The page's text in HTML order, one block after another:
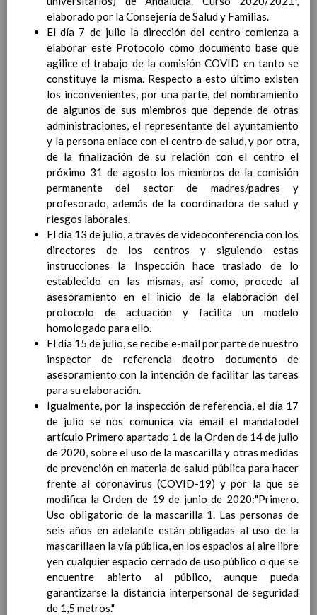
Esperamos que sea de su interés.
Contenido
IntroducciÃ³n
AnÃ¡lisis del Contexto
Proyecto Educativo
Marco Normativo
Objetivos propios para la mejora del rendimiento
escolar
LÃ­neas generales de actuaciÃ³n pedagÃ³gica
CoordinaciÃ³n y concreciÃ³n de los contenidos
curriculares, asÃ­ como el tratamiento transversal
en las Ã¡reas de la educaciÃ³n en valores y otras
enseÃ±anzas
EducaciÃ³n Infantil (Segundo Ciclo)
noviembre 2019
Objetivos generales 15 noviembre 2019
Ãreas Curriculares
InterrelaciÃ³n de las inteligencias
mÃºltiples con los objetivos generales
y de Ã¡reas curriculares.
Competencias bÃ¡sicas
15 noviembre 2019
ProgramaciÃ³n y relaciÃ³n de los
elementos curriculares del 2Âº ciclo de
e. Infantil
EvaluaciÃ³n 15 noviembre 2019
InterrelaciÃ³n familiar-centro
educativo
AtenciÃ³n a la diversidad
15 noviembre
2019
Proyecto curricular de ReligiÃ³n
CatÃ³lica en Segundo Ciclo de Infantil
ConcreciÃ³n curricular para la
etapa
15 noviembre 2019
Ãrea III: Lenguajes:
comunicaciÃ³n y
representaciÃ³n
15 noviembre 2019
Ãrea II: Conocimiento del
elaborado por la Consejería de Salud y Familias.
El día 7 de julio la dirección del centro comienza a
elaborar este Protocolo como documento base que
agilice el trabajo de la comisión COVID en tanto se
constituye la misma. Respecto a esto último existen
los inconvenientes, por una parte, del nombramiento
de algunos de sus miembros que depende de otras
administraciones, el representante del ayuntamiento
y la persona enlace con el centro de salud, y por otra,
de la finalización de su relación con el centro el
próximo 31 de agosto los miembros de la comisión
permanente del sector de madres/padres y
profesorado, además de la coordinadora de salud y
riesgos laborales.
El día 13 de julio, a través de videoconferencia con los
directores de los centros y siguiendo estas
instrucciones la Inspección hace traslado de lo
establecido en las mismas, así como, procede al
asesoramiento en el inicio de la elaboración del
protocolo de actuación y facilita un modelo
homologado para ello.
El día 15 de julio, se recibe e-mail por parte de nuestro
inspector de referencia deotro documento de
asesoramiento con la intención de facilitar las tareas
para su elaboración.
Igualmente, por la inspección de referencia, el día 17
de julio se nos comunica vía email el mandatodel
artículo Primero apartado 1 de la Orden de 14 de julio
de 2020, sobre el uso de la mascarilla y otras medidas
de prevención en materia de salud pública para hacer
frente al coronavirus (COVID-19) y por la que se
modifica la Orden de 19 de junio de 2020:"Primero.
Uso obligatorio de la mascarilla 1. Las personas de
seis años en adelante están obligadas al uso de la
mascarillaen la vía pública, en los espacios al aire libre
yen cualquier espacio cerrado de uso público o que se
encuentre abierto al público, aunque pueda
garantizarse la distancia interpersonal de seguridad
de 1,5 metros."